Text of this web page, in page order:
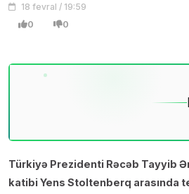
18 fevral / 19:59
0 0
Türkiyə Prezidenti Rəcəb Tayyib
katibi Yens Stoltenberq arasında